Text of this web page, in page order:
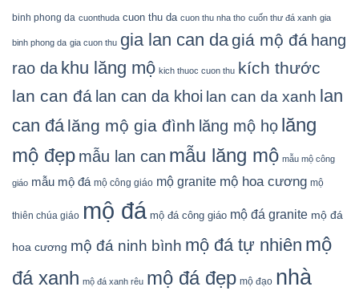
binh phong da cuonthuda cuon thu da cuon thu nha tho cuốn thư đá xanh gia
binh phong da gia cuon thu gia lan can dagiá mộ đá hang
rao da khu lăng mộ kich thuoc cuon thu kích thước
lan can đá lan can da khoi lan can da xanh lan
can đá lăng mộ gia đình lăng mộ họ lăng
mộ đẹp mẫu lan can mẫu lăng mộ mẫu mộ công
giáo mẫu mộ đá mộ công giáo mộ granite mộ hoa cương mộ
thiên chúa giáo mộ đá mộ đá công giáo mộ đá granite mộ đá
hoa cương mộ đá ninh bình mộ đá tự nhiên mộ
đá xanh mộ đá xanh rêu mộ đá đẹp mộ đạo nhà